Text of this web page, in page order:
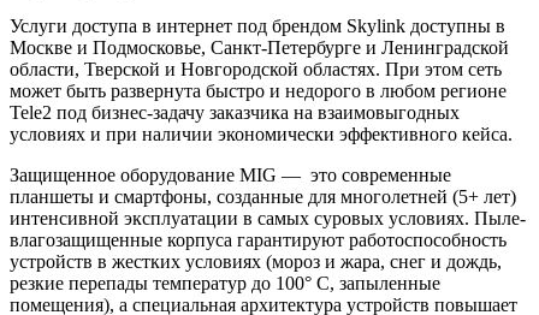
Услуги доступа в интернет под брендом Skylink доступны в
Москве и Подмосковье, Санкт-Петербурге и Ленинградской
области, Тверской и Новгородской областях. При этом сеть
может быть развернута быстро и недорого в любом регионе
Tele2 под бизнес-задачу заказчика на взаимовыгодных
условиях и при наличии экономически эффективного кейса.
Защищенное оборудование MIG — это современные
планшеты и смартфоны, созданные для многолетней (5+ лет)
интенсивной эксплуатации в самых суровых условиях. Пыле-
влагозащищенные корпуса гарантируют работоспособность
устройств в жестких условиях (мороз и жара, снег и дождь,
резкие перепады температур до 100° С, запыленные
помещения), а специальная архитектура устройств повышает